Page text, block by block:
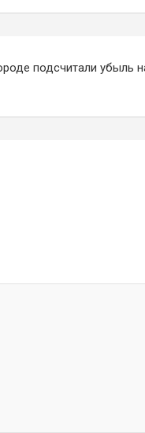
подсчитали убыль